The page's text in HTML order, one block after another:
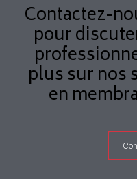
Contactez-
pour
plus sur nos
en